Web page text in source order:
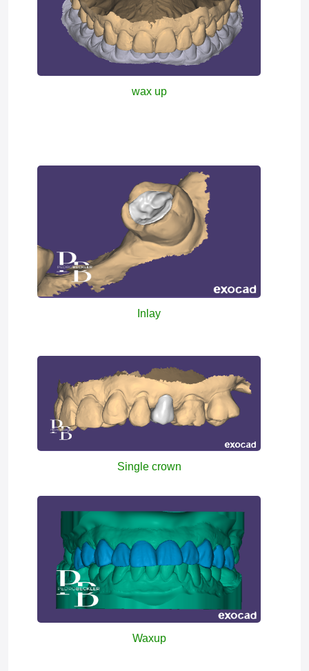
wax up
Inlay
Single crown
Waxup